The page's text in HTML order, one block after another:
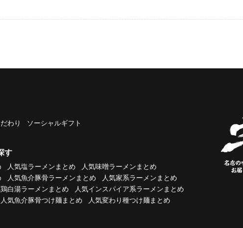
わり ソーシャルギフト
す
人気塩ラーメンまとめ
人気味噌ラーメンまとめ
人気魚介豚骨ラーメンまとめ
人気家系ラーメンまとめ
鶏白湯ラーメンまとめ
人気インスパイア系ラーメンまとめ
人気魚介豚骨つけ麺まとめ 人気変わり種つけ麺まとめ